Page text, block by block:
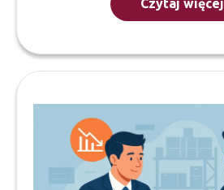
Czytaj więcej